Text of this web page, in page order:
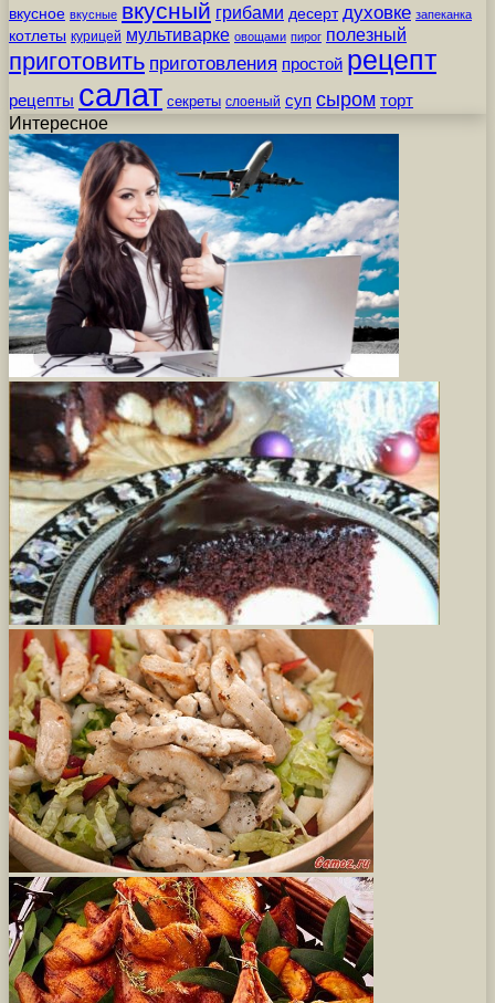
вкусное вкусные вкусный грибами десерт духовке запеканка
котлеты курицей мультиварке овощами пирог полезный
приготовить приготовления простой рецепт
рецепты салат секреты слоеный суп сыром торт
Интересное